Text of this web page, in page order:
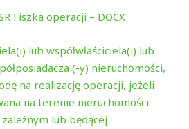
Fiszka operacji – DOCX
lub współwłaściciela(i) lub
(-y) nieruchomości,
na realizację operacji, jeżeli
na terenie nieruchomości
lub będącej